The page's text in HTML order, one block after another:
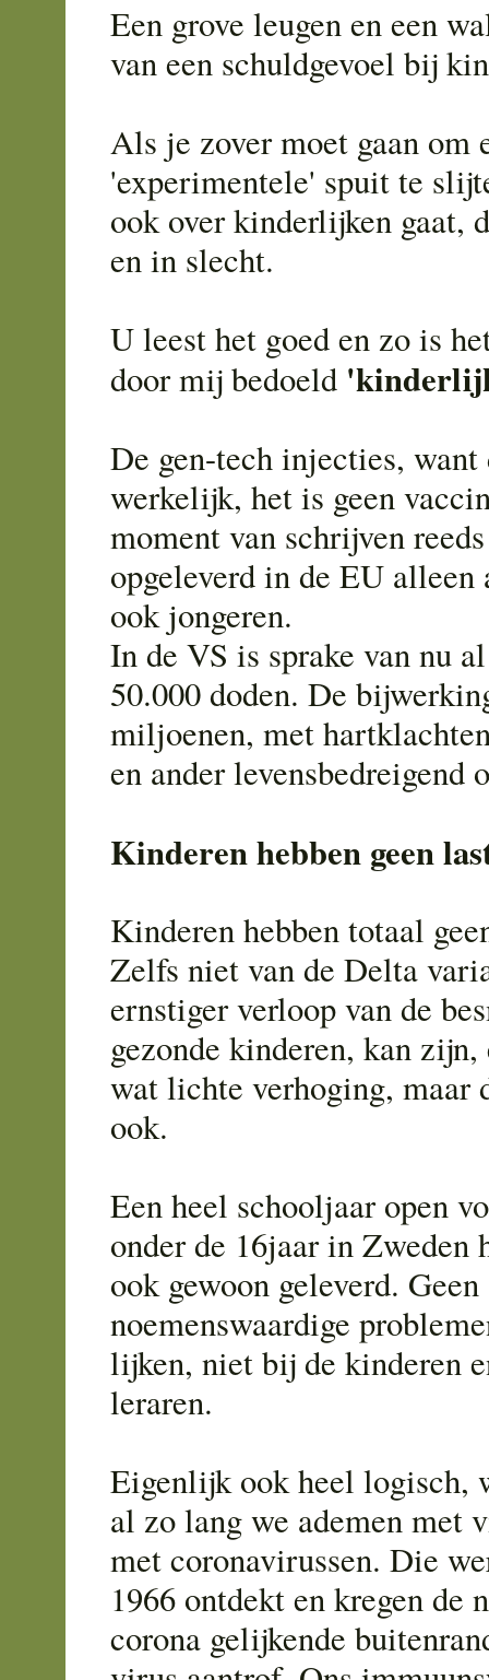
Een grove leugen en een
van een schuldgevoel bij
Als je zover moet gaan om
'experimentele' spuit te
ook over kinderlijken gaat,
en in slecht.
U leest het goed en zo is
door mij bedoeld
De gen-tech injecties,
werkelijk, het is geen
moment van schrijven
opgeleverd in de EU alleen
ook jongeren.
In de VS is sprake van nu
50.000 doden. De
miljoenen, met
en ander levensbedreigend
Kinderen hebben geen
Kinderen hebben totaal
Zelfs niet van de Delta
ernstiger verloop van de
gezonde kinderen, kan zijn,
wat lichte verhoging, maar
ook.
Een heel schooljaar open
onder de 16jaar in Zweden
ook gewoon geleverd. Geen
noemenswaardige
lijken, niet bij de kinderen
leraren.
Eigenlijk ook heel logisch,
al zo lang we ademen met
met coronavirussen. Die
1966 ontdekt en kregen de
corona gelijkende